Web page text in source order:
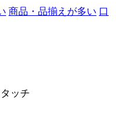
商品・品揃えが多い 口
タッチ